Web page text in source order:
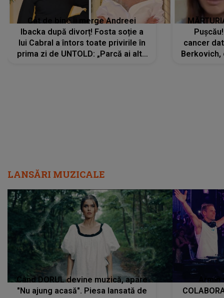
Cât de bine îi merge Andreei
Ibacka după divorț! Fosta soție a
lui Cabral a întors toate privirile în
prima zi de UNTOLD: „Parcă ai altă
cancer
Berkovich,
LANSĂRI MUZICALE
Când DORUL devine muzică, apare
"Nu ajung acasă". Piesa lansată de